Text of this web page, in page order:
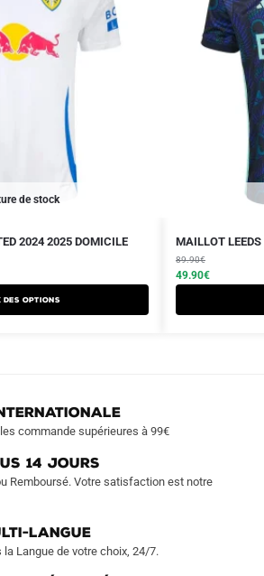
de stock
2024 2025 DOMICILE
des options
MAILLOT
89.90€
Le
prix
initial
était :
49.90€
Le
prix
actuel
est :
Ce
produit
a
la
commande supérieures à 99€
14 JOURS
Remboursé. Votre satisfaction est notre
LANGUE
Langue de votre choix, 24/7.